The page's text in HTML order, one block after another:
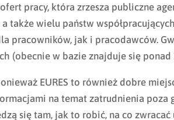
pracy, która zrzesza publiczne
także wielu państw
pracowników, jak i pracodawców.
(obecnie w bazie znajduje się
EURES to również dobre
na temat zatrudnienia poza
się tam, jak to robić, na co